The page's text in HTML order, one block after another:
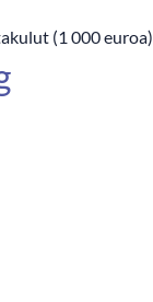
(1 000 euroa)